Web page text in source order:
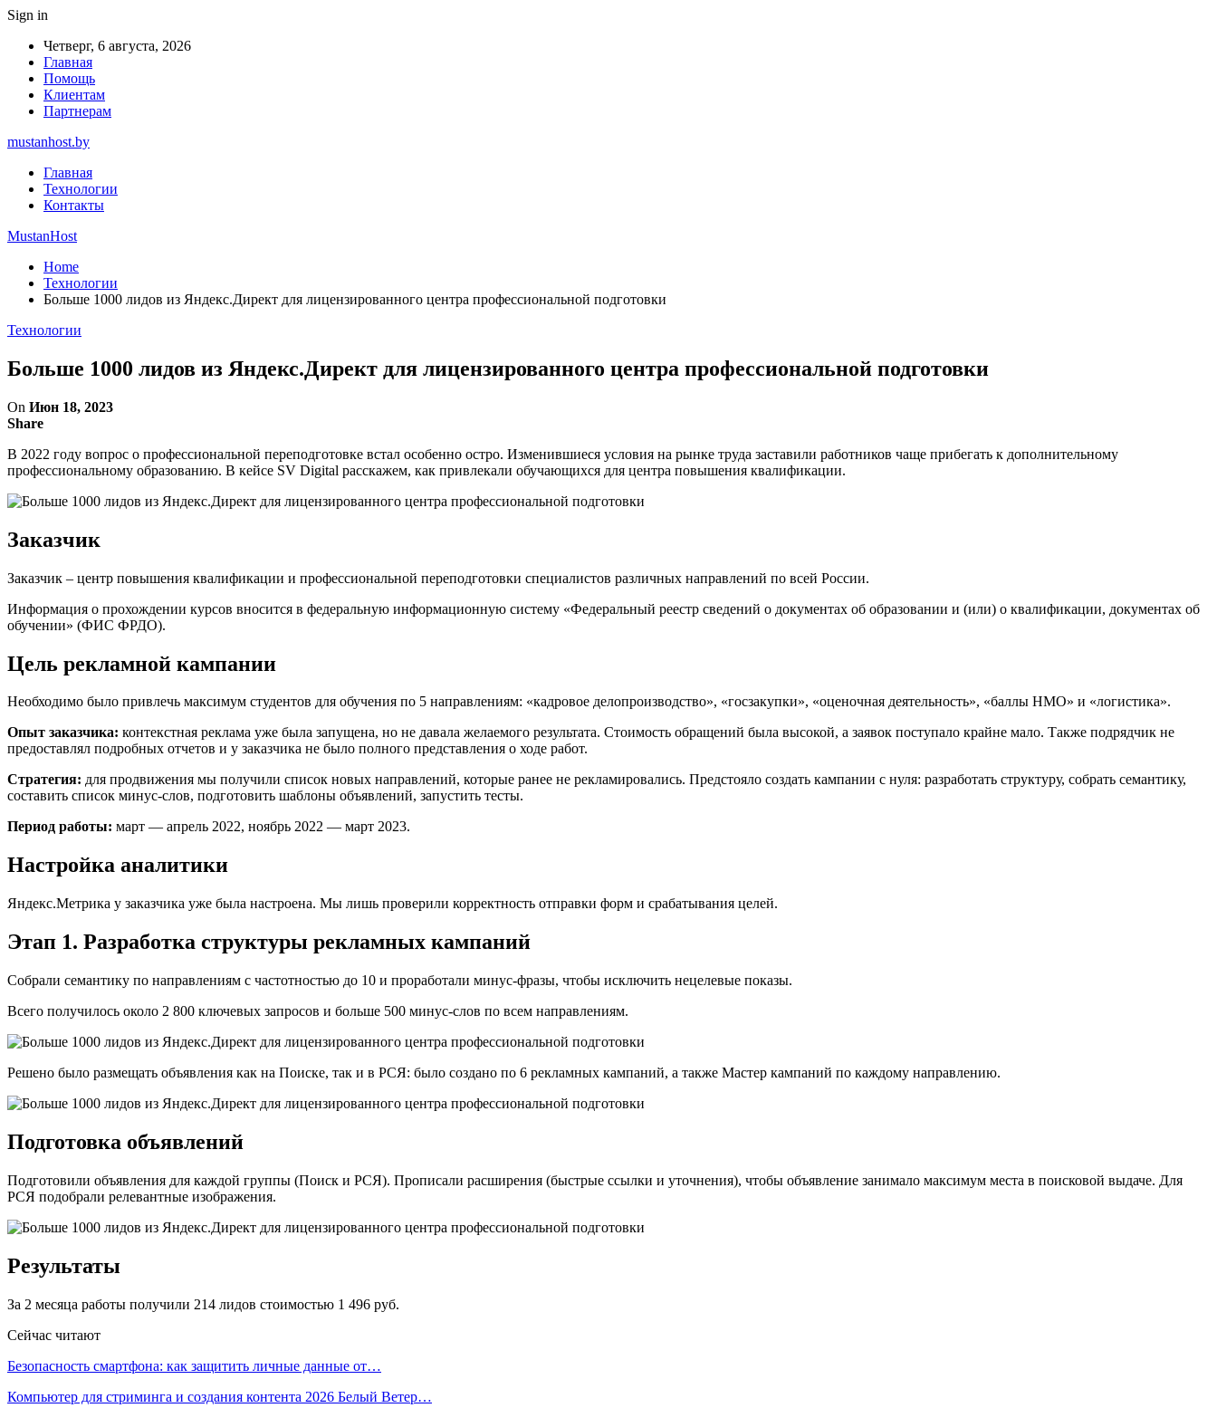
Sign in
Четверг, 6 августа, 2026
Главная
Помощь
Клиентам
Партнерам
mustanhost.by
Главная
Технологии
Контакты
MustanHost
Home
Технологии
Больше 1000 лидов из Яндекс.Директ для лицензированного центра профессиональной подготовки
Технологии
Больше 1000 лидов из Яндекс.Директ для лицензированного центра профессиональной подготовки
On Июн 18, 2023
Share
В 2022 году вопрос о профессиональной переподготовке встал особенно остро. Изменившиеся условия на рынке труда заставили работников чаще прибегать к дополнительному
профессиональному образованию. В кейсе SV Digital расскажем, как привлекали обучающихся для центра повышения квалификации.
Заказчик
Заказчик – центр повышения квалификации и профессиональной переподготовки специалистов различных направлений по всей России.
Информация о прохождении курсов вносится в федеральную информационную систему «Федеральный реестр сведений о документах об образовании и (или) о квалификации, документах об
обучении» (ФИС ФРДО).
Цель рекламной кампании
Необходимо было привлечь максимум студентов для обучения по 5 направлениям: «кадровое делопроизводство», «госзакупки», «оценочная деятельность», «баллы НМО» и «логистика».
Опыт заказчика: контекстная реклама уже была запущена, но не давала желаемого результата. Стоимость обращений была высокой, а заявок поступало крайне мало. Также подрядчик не
предоставлял подробных отчетов и у заказчика не было полного представления о ходе работ.
Стратегия: для продвижения мы получили список новых направлений, которые ранее не рекламировались. Предстояло создать кампании с нуля: разработать структуру, собрать семантику,
составить список минус-слов, подготовить шаблоны объявлений, запустить тесты.
Период работы: март — апрель 2022, ноябрь 2022 — март 2023.
Настройка аналитики
Яндекс.Метрика у заказчика уже была настроена. Мы лишь проверили корректность отправки форм и срабатывания целей.
Этап 1. Разработка структуры рекламных кампаний
Собрали семантику по направлениям с частотностью до 10 и проработали минус-фразы, чтобы исключить нецелевые показы.
Всего получилось около 2 800 ключевых запросов и больше 500 минус-слов по всем направлениям.
Решено было размещать объявления как на Поиске, так и в РСЯ: было создано по 6 рекламных кампаний, а также Мастер кампаний по каждому направлению.
Подготовка объявлений
Подготовили объявления для каждой группы (Поиск и РСЯ). Прописали расширения (быстрые ссылки и уточнения), чтобы объявление занимало максимум места в поисковой выдаче. Для
РСЯ подобрали релевантные изображения.
Результаты
За 2 месяца работы получили 214 лидов стоимостью 1 496 руб.
Сейчас читают
Безопасность смартфона: как защитить личные данные от…
Компьютер для стриминга и создания контента 2026 Белый Ветер…